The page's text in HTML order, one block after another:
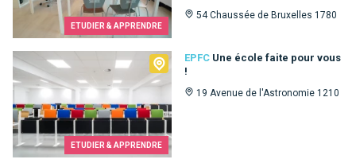
ETUDIER & APPRENDRE
54 Chaussée de Bruxelles 1780
ETUDIER & APPRENDRE
EPFC Une école faite pour vous
!
19 Avenue de l'Astronomie 1210
EPFC